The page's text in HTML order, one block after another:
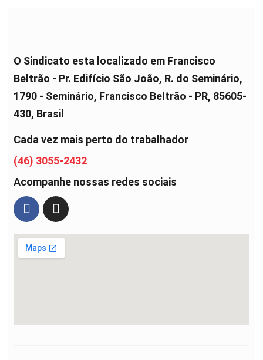
O Sindicato esta localizado em Francisco
Beltrão - Pr. Edifício São João, R. do Seminário,
1790 - Seminário, Francisco Beltrão - PR, 85605-
430, Brasil
Cada vez mais perto do trabalhador
(46) 3055-2432
Acompanhe nossas redes sociais